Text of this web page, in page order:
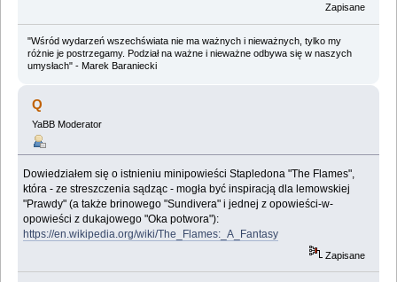
Zapisane
"Wśród wydarzeń wszechświata nie ma ważnych i nieważnych, tylko my
różnie je postrzegamy. Podział na ważne i nieważne odbywa się w naszych
umysłach" - Marek Baraniecki
Q
YaBB Moderator
Dowiedziałem się o istnieniu minipowieści Stapledona "The Flames",
która - ze streszczenia sądząc - mogła być inspiracją dla lemowskiej
"Prawdy" (a także brinowego "Sundivera" i jednej z opowieści-w-
opowieści z dukajowego "Oka potwora"):
https://en.wikipedia.org/wiki/The_Flames:_A_Fantasy
Zapisane